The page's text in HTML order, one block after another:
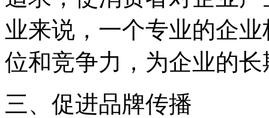
业来说，一个专业的企
位和竞争力，为企业的
三、促进品牌传播